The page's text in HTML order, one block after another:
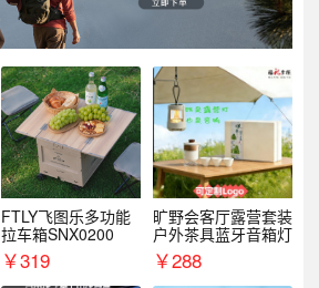
FTLY飞图乐多功能
拉车箱SNX0200
￥319
旷野会客厅露营套装
户外茶具蓝牙音箱灯
￥288